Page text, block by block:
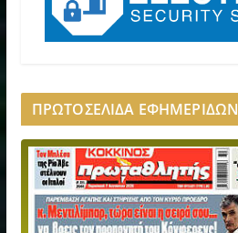
ΠΡΩΤΟΣΕΛΙΔΑ ΕΦΗΜΕΡΙΔΩΝ